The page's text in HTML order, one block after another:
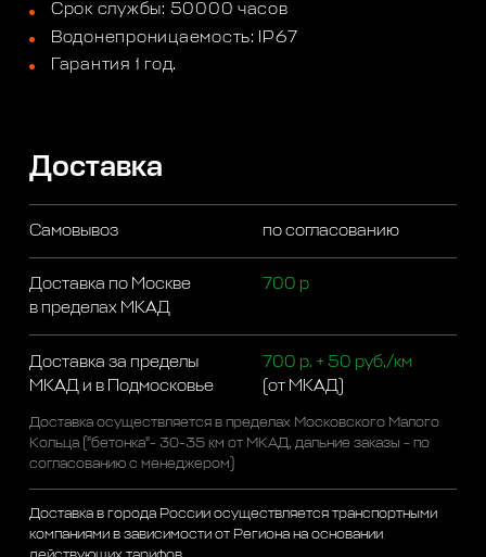
Срок службы: 50000 часов
Водонепроницаемость: IP67
Гарантия 1 год.
Доставка
Самовывоз по согласованию
Доставка по Москве
в пределах МКАД
700 р
Доставка за пределы
МКАД и в Подмосковье
700 р. + 50 руб./км
(от МКАД)
Доставка осуществляется в пределах Московского Малого
Кольца ("бетонка"- 30-35 км от МКАД, дальние заказы - по
согласованию с менеджером)
Доставка в города России осуществляется транспортными
компаниями в зависимости от Региона на основании